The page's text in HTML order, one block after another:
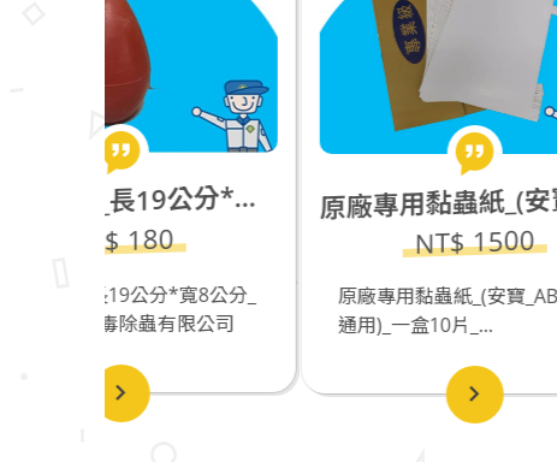
原廠專用黏蟲紙_(安寶_AB-9050通用)_一盒10片
原廠專用黏蟲紙_(安寶_AB-9050
通用)_一盒10片_...
P-A2